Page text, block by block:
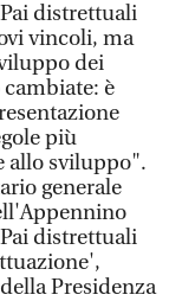
distrettuali
vincoli, ma
dei
è
più
allo sviluppo".
generale
distrettuali
Presidenza